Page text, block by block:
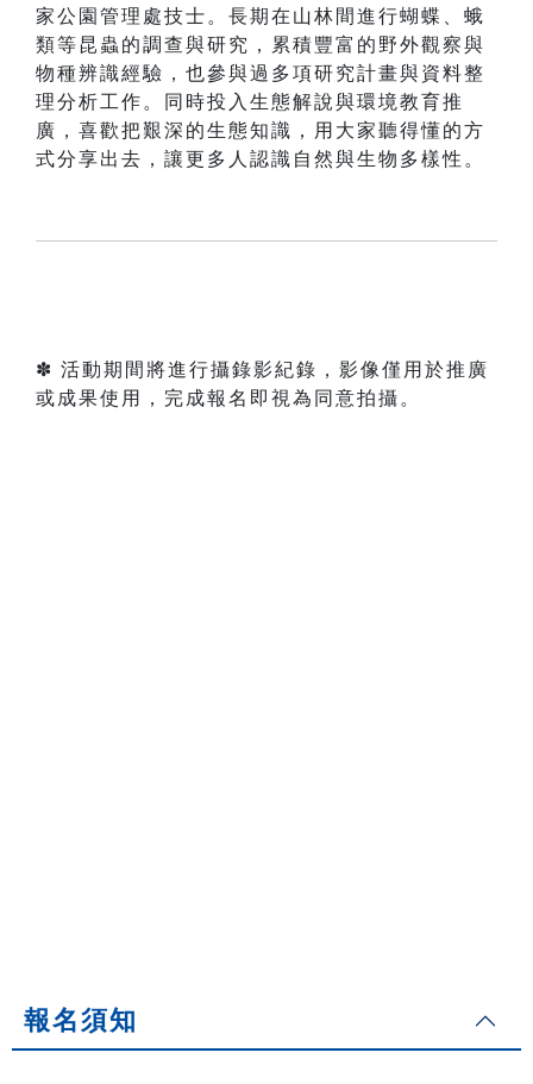
家公園管理處技士。長期在山林間進行蝴蝶、蛾
類等昆蟲的調查與研究，累積豐富的野外觀察與
物種辨識經驗，也參與過多項研究計畫與資料整
理分析工作。同時投入生態解說與環境教育推
廣，喜歡把艱深的生態知識，用大家聽得懂的方
式分享出去，讓更多人認識自然與生物多樣性。
✽ 活動期間將進行攝錄影紀錄，影像僅用於推廣
或成果使用，完成報名即視為同意拍攝。
報名須知